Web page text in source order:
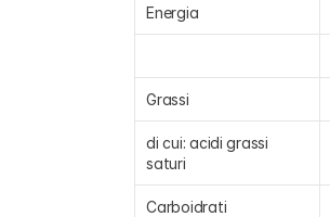
Energia
Grassi
di cui: acidi grassi
saturi
Carboidrati